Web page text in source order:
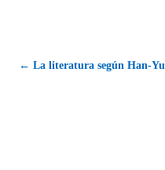
← La literatura según Han-Yu